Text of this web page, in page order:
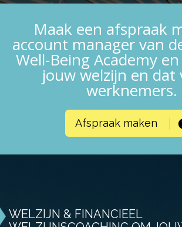
Maak een afspraak
account manager van
Well-Being Academy
jouw welzijn en dat
werknemers.
Afspraak maken
WELZIJN & FINANCIEEL